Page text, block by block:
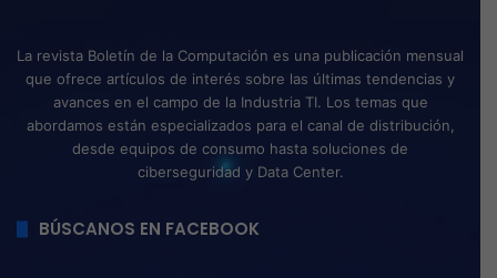
La revista Boletín de la Computación es una publicación mensual
que ofrece artículos de interés sobre las últimas tendencias y
avances en el campo de la Industria TI. Los temas que
abordamos están especializados para el canal de distribución,
desde equipos de consumo hasta soluciones de
ciberseguridad y Data Center.
BÚSCANOS EN FACEBOOK